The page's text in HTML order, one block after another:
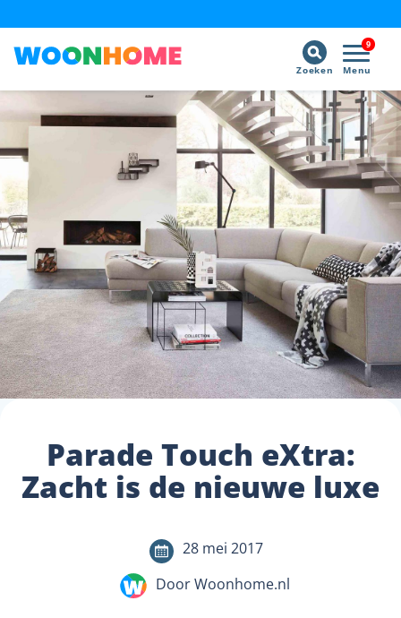
9
Menu
Zoeken
Parade Touch eXtra:
Zacht is de nieuwe luxe
28 mei 2017
Door Woonhome.nl